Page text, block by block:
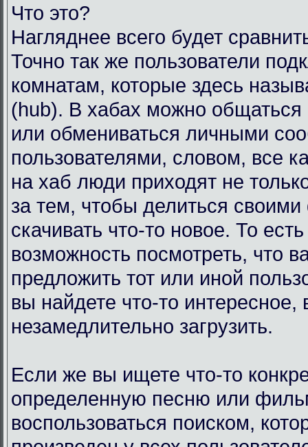
Что это?
Нагляднее всего будет
Точно так же пользователи
комнатам, которые здесь
(hub). В хабах можно
или обмениваться личными
пользователями, словом, все
на хаб люди приходят не
за тем, чтобы делиться
скачивать что-то новое. То
возможность посмотреть, что
предложить тот или иной
вы найдете что-то интересное,
незамедлительно загрузить.
Если же вы ищете что-то
определенную песню или
воспользоваться поиском,